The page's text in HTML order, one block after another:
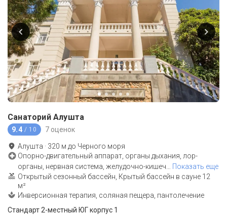
Санаторий Алушта
9.4 / 10 7 оценок
Алушта · 320 м до Черного моря
Опорно-двигательный аппарат, органы дыхания, лор-
органы, нервная система, желудочно-кишеч… Показать еще
Открытый сезонный бассейн, Крытый бассейн в сауне 12
м²
Инверсионная терапия, соляная пещера, пантолечение
Стандарт 2-местный ЮГ корпус 1